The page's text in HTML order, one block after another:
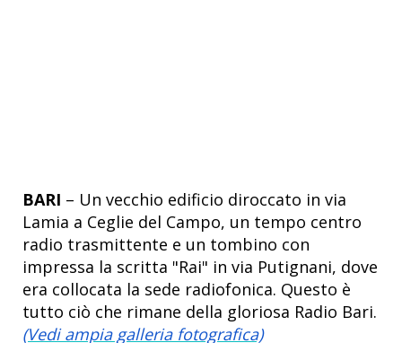
BARI – Un vecchio edificio diroccato in via
Lamia a Ceglie del Campo, un tempo centro
radio trasmittente e un tombino con
impressa la scritta "Rai" in via Putignani, dove
era collocata la sede radiofonica. Questo è
tutto ciò che rimane della gloriosa Radio Bari.
(Vedi ampia galleria fotografica)